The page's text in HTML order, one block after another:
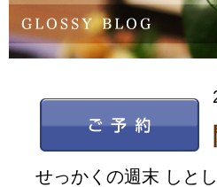
せっかくの週末 しと